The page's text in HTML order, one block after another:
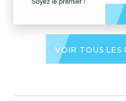
VOIR TOUS LES